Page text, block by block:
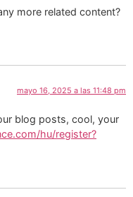
more related content?
mayo 16, 2025 a las 11:48 pm
blog posts, cool, your
hu/register?